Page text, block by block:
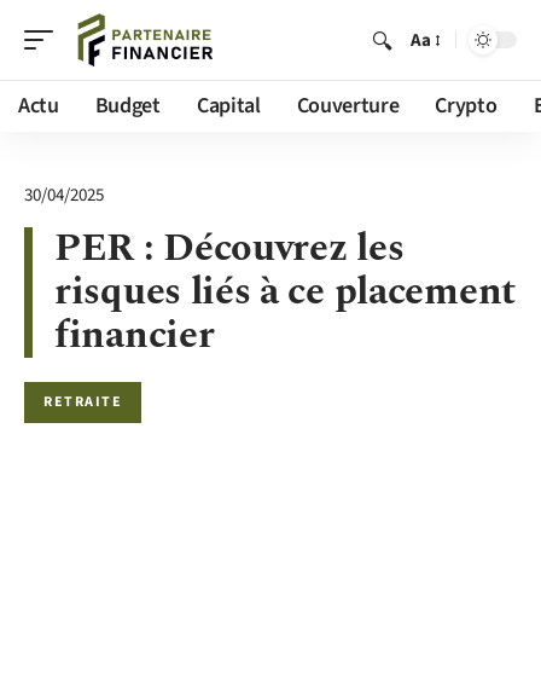
Aa
Actu Budget Capital Couverture Crypto
30/04/2025
PER : Découvrez les
risques liés à ce placement
financier
RETRAITE